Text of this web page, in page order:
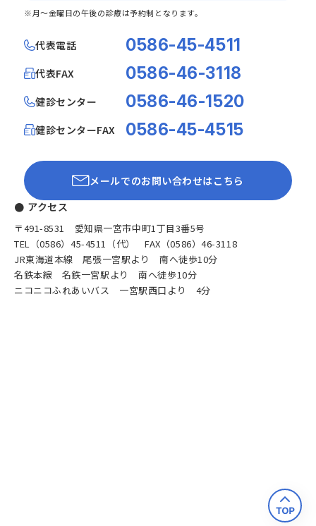
※月～金曜日の午後の診療は予約制となります。
代表電話 0586-45-4511
代表FAX 0586-46-3118
健診センター 0586-46-1520
健診センターFAX 0586-45-4515
メールでのお問い合わせはこちら
● アクセス
〒491-8531 愛知県一宮市中町1丁目3番5号
TEL（0586）45-4511（代） FAX（0586）46-3118
JR東海道本線 尾張一宮駅より 南へ徒歩10分
名鉄本線 名鉄一宮駅より 南へ徒歩10分
ニコニコふれあいバス 一宮駅西口より 4分